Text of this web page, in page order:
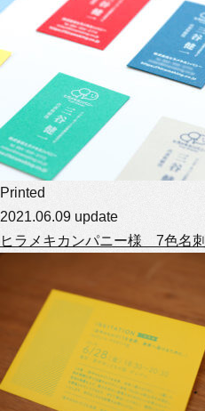
Printed
2021.06.09 update
ヒラメキカンパニー様 7色名刺